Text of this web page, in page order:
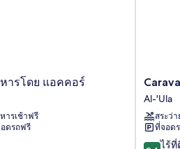
ารโดย แอคคอร์
ารเช้าฟรี
ดรถฟรี
Caravan
by
Habitas
Al-
'Ula
Al-'Ula
สระว่
ที่จอด
9.4 ไร้ที่